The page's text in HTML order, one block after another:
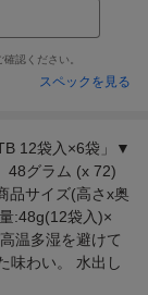
認ください。
スペックを見る
12袋入×6袋」▼
48グラム (x 72)
品サイズ(高さx奥
:48g(12袋入)×
温多湿を避けて
味わい。 水出し